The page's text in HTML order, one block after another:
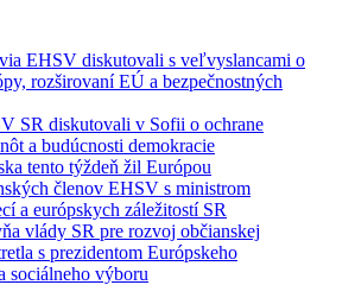
EHSV diskutovali s veľvyslancami o
rozširovaní EÚ a bezpečnostných
SR diskutovali v Sofii o ochrane
a budúcnosti demokracie
tento týždeň žil Európou
členov EHSV s ministrom
a európskych záležitostí SR
vlády SR pre rozvoj občianskej
s prezidentom Európskeho
sociálneho výboru